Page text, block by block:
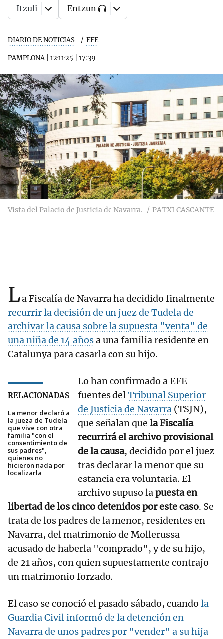
DIARIO DE NOTICIAS EFE
PAMPLONA| 12·11·25 17:39
Itzuli Entzun
Vista del Palacio de Justicia de Navarra. PATXI CASCANTE
La Fiscalía de Navarra ha decidido finalmente
recurrir la decisión de un juez de Tudela de
archivar la causa sobre la supuesta "venta" de
una niña de 14 añosa una familia residente en
Catalunya para casarla con su hijo.
RELACIONADAS
La menor declaró a
la jueza de Tudela
que vive con otra
familia "con el
consentimiento de
sus padres",
quienes no
hicieron nada por
localizarla
Lo han confirmado a EFE
fuentes delTribunal Superior
de Justicia de Navarra (TSJN),
que señalan que la Fiscalía
recurrirá el archivo provisional
de la causa, decidido por el juez
tras declarar la menor que su
estancia era voluntaria. El
archivo supuso lapuesta en
libertad de los cinco detenidos por este caso. Se
trata de los padres de la menor, residentes en
Navarra, del matrimonio de Mollerussa
acusado de haberla "comprado", y de su hijo,
de 21 años, con quien supuestamente contrajo
un matrimonio forzado.
El caso se conoció el pasado sábado, cuando la
Guardia Civil informó de la detención en
Navarra de unos padres por "vender" a su hija